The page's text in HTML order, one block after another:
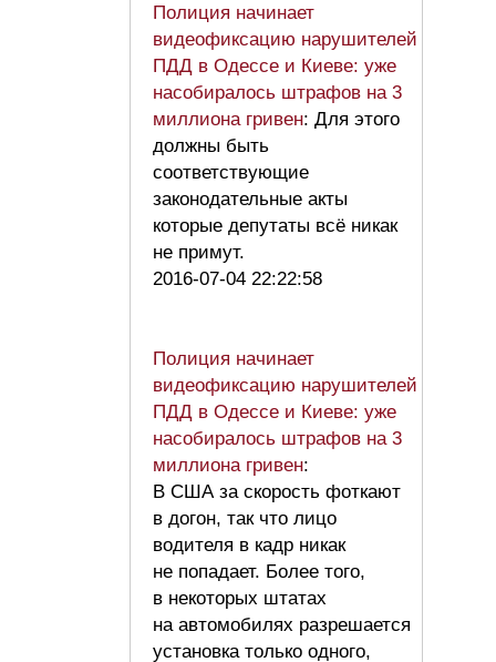
Полиция начинает
видеофиксацию нарушителей
ПДД в Одессе и Киеве: уже
насобиралось штрафов на 3
миллиона гривен: Для этого
должны быть
соответствующие
законодательные акты
которые депутаты всё никак
не примут.
2016-07-04 22:22:58
Полиция начинает
видеофиксацию нарушителей
ПДД в Одессе и Киеве: уже
насобиралось штрафов на 3
миллиона гривен:
В США за скорость фоткают
в догон, так что лицо
водителя в кадр никак
не попадает. Более того,
в некоторых штатах
на автомобилях разрешается
установка только одного,